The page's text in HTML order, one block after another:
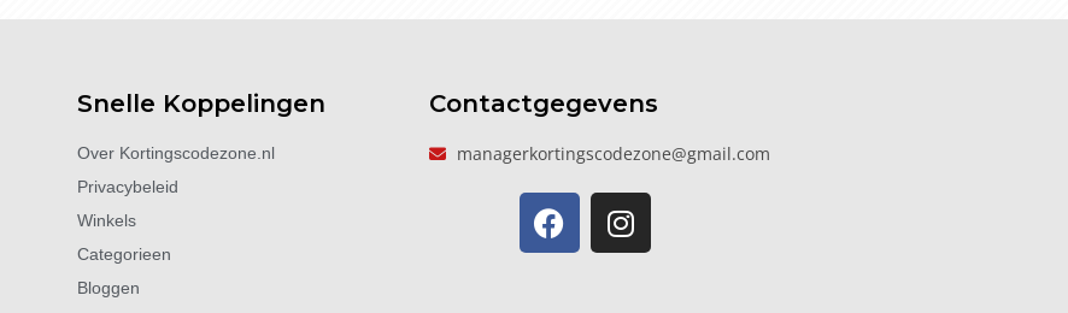
Snelle Koppelingen
Over Kortingscodezone.nl
Privacybeleid
Winkels
Categorieen
Bloggen
Contactgegevens
managerkortingscodezone@gmail.com